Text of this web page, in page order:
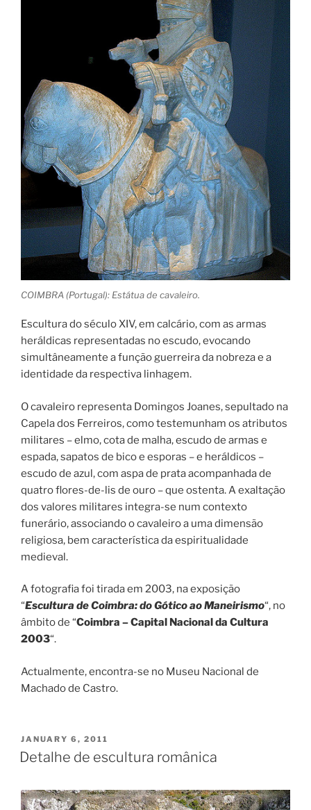
COIMBRA (Portugal): Estátua de cavaleiro.
Escultura do século XIV, em calcário, com as armas
heráldicas representadas no escudo, evocando
simultâneamente a função guerreira da nobreza e a
identidade da respectiva linhagem.
O cavaleiro representa Domingos Joanes, sepultado na
Capela dos Ferreiros, como testemunham os atributos
militares – elmo, cota de malha, escudo de armas e
espada, sapatos de bico e esporas – e heráldicos –
escudo de azul, com aspa de prata acompanhada de
quatro flores-de-lis de ouro – que ostenta. A exaltação
dos valores militares integra-se num contexto
funerário, associando o cavaleiro a uma dimensão
religiosa, bem característica da espiritualidade
medieval.
A fotografia foi tirada em 2003, na exposição
“Escultura de Coimbra: do Gótico ao Maneirismo“, no
âmbito de “Coimbra – Capital Nacional da Cultura
2003“.
Actualmente, encontra-se no Museu Nacional de
Machado de Castro.
POSTED
ON
JANUARY 6, 2011
Detalhe de escultura românica